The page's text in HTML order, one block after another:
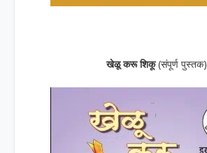
खेळू करू शिकू(संपूर्ण पुस्तक)